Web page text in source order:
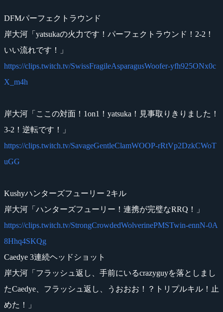
DFMパーフェクトラウンド
岸大河「yatsukaの火力です！パーフェクトラウンド！2-2！
いい流れです！」
https://clips.twitch.tv/SwissFragileAsparagusWoofer-yfh925ONx0c
X_m4h
岸大河「ここの対面！1on1！yatsuka！見事取りきりました！
3-2！逆転です！」
https://clips.twitch.tv/SavageGentleClamWOOP-rRtVp2DzkCWoT
uGG
Kushyハンターズフューリー 2キル
岸大河「ハンターズフューリー！連携が完璧なRRQ！」
https://clips.twitch.tv/StrongCrowdedWolverinePMSTwin-ennN-0A
8Hhq4SKQg
Caedye 3連続ヘッドショット
岸大河「フラッシュ返し、手前にいるcrazyguyを落としまし
たCaedye、フラッシュ返し、うおおお！？トリプルキル！止
めた！」